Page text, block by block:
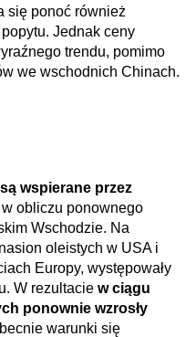
się ponoć również
Jednak ceny
trendu, pomimo
we wschodnich Chinach.
wspierane przez
w obliczu ponownego
Wschodzie. Na
oleistych w USA i
Europy, występowały
W rezultacie w ciągu
ponownie wzrosły
warunki się